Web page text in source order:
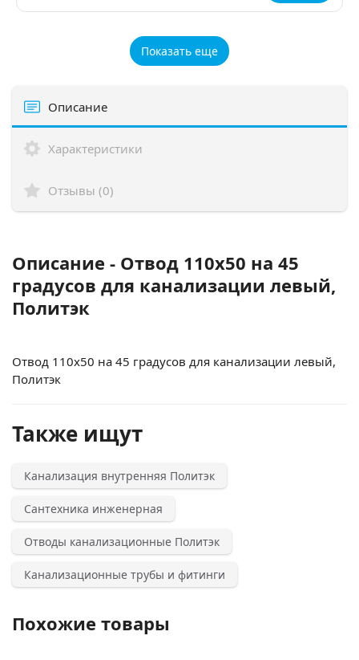
Показать еще
Описание
Характеристики
Отзывы (0)
Описание - Отвод 110х50 на 45
градусов для канализации левый,
Политэк
Отвод 110х50 на 45 градусов для канализации левый,
Политэк
Также ищут
Канализация внутренняя Политэк
Сантехника инженерная
Отводы канализационные Политэк
Канализационные трубы и фитинги
Похожие товары